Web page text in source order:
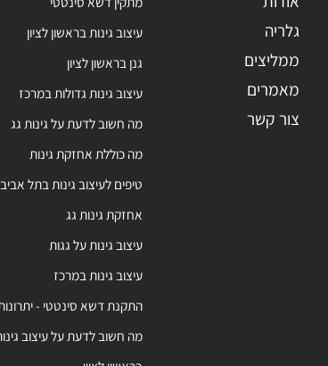
מידע נוסף
ממליצים
מאמרים
מתקין דשא סינטטי
עיצוב גינות בראשון לציון
גנן בראשון לציון
עיצוב גינות גדולות במרכז
מה חשוב לדעת על גינות גג
מה כוללת אחזקת גינות
טיפים לעיצוב גינות בתל אביב
אחזקת גינות גג
עיצוב גינות על גגות
עיצוב גינות במרכז